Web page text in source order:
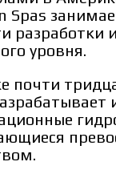
Spas
разработки
уровня.
почти